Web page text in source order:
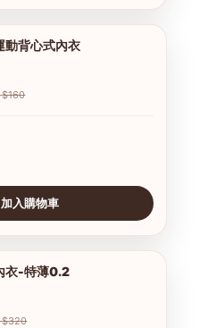
動背心式內衣
HKD $160
加入購物車
衣-特薄0.2
HKD $320